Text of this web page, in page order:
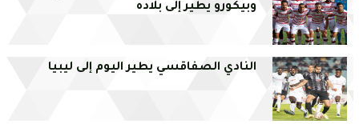
وبيكورو يطير إلى بلاده
النادي الصفاقسي يطير اليوم إلى ليبيا